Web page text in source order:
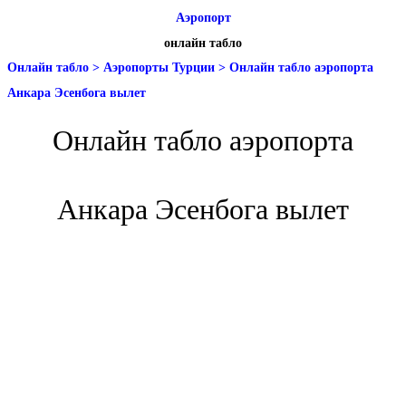
Аэропорт
онлайн табло
Онлайн табло > Аэропорты Турции > Онлайн табло аэропорта
Анкара Эсенбога вылет
Онлайн табло аэропорта
Анкара Эсенбога вылет